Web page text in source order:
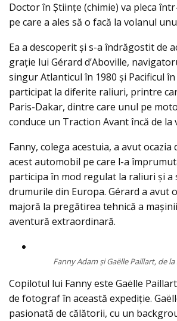
Doctor în Științe (chimie) va pleca
pe care a ales să o facă la volanul
Ea a descoperit și s-a îndrăgostit de
grație lui Gérard d’Aboville,
singur Atlanticul în 1980 și Pacificul în
participat la diferite raliuri, printre
Paris-Dakar, dintre care unul pe
conduce un Traction Avant încă de la
Fanny, colega acestuia, a avut ocazia
acest automobil pe care l-a
participa în mod regulat la raliuri și a
drumurile din Europa. Gérard a avut
majoră la pregătirea tehnică a
aventură extraordinară.
Fanny Adam şi Gaëlle Paillart, de
Copilotul lui Fanny este Gaëlle
de fotograf în această expediție.
pasionată de călătorii, cu un